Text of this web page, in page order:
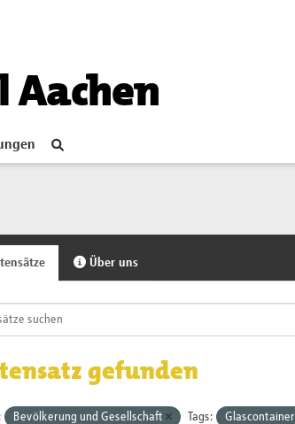
Aachen
Über uns
gefunden
Bevölkerung und Gesellschaft Tags: Glascontainer